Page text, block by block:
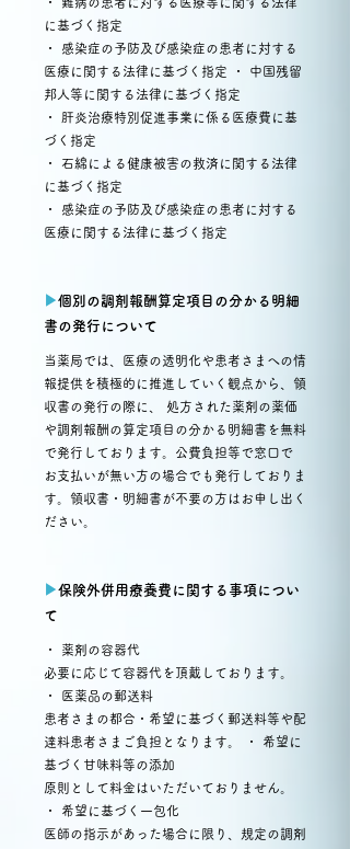
に基づく指定
・ 感染症の予防及び感染症の患者に対する
医療に関する法律に基づく指定 ・ 中国残留
邦人等に関する法律に基づく指定
・ 肝炎治療特別促進事業に係る医療費に基
づく指定
・ 石綿による健康被害の救済に関する法律
に基づく指定
・ 感染症の予防及び感染症の患者に対する
医療に関する法律に基づく指定
▶︎個別の調剤報酬算定項目の分かる明細
書の発行について
当薬局では、医療の透明化や患者さまへの情
報提供を積極的に推進していく観点から、領
収書の発行の際に、 処方された薬剤の薬価
や調剤報酬の算定項目の分かる明細書を無料
で発行しております。公費負担等で窓口で
お支払いが無い方の場合でも発行しておりま
す。領収書・明細書が不要の方はお申し出く
ださい。
▶︎保険外併用療養費に関する事項につい
て
・ 薬剤の容器代
必要に応じて容器代を頂戴しております。
・ 医薬品の郵送料
患者さまの都合・希望に基づく郵送料等や配
達料患者さまご負担となります。 ・ 希望に
基づく甘味料等の添加
原則として料金はいただいておりません。
・ 希望に基づく一包化
医師の指示があった場合に限り、規定の調剤